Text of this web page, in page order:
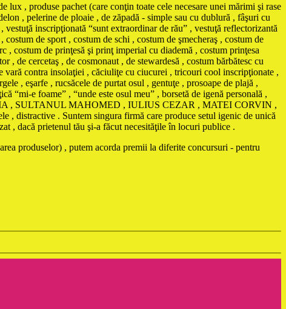
lux , produse pachet (care conţin toate cele necesare unei mărimi şi rase
, pelerine de ploaie , de zăpadă - simple sau cu dublură , fâşuri cu
inscripţionată “sunt extraordinar de rău” , vestuţă reflectorizantă
de sport , costum de schi , costum de şmecheraş , costum de
costum de prinţesă şi prinţ imperial cu diademă , costum prinţesa
de cercetaş , de cosmonaut , de stewardesă , costum bărbătesc cu
contra insolaţiei , căciuliţe cu ciucurei , tricouri cool inscripţionate ,
, eşarfe , rucsăcele de purtat osul , gentuţe , prosoape de plajă ,
“mi-e foame” , “unde este osul meu” , borsetă de igenă personală ,
, SULTANUL MAHOMED , IULIUS CEZAR , MATEI CORVIN ,
, distractive . Suntem singura firmă care produce setul igenic de unică
, dacă prietenul tău şi-a făcut necesităţile în locuri publice .
produselor) , putem acorda premii la diferite concursuri - pentru